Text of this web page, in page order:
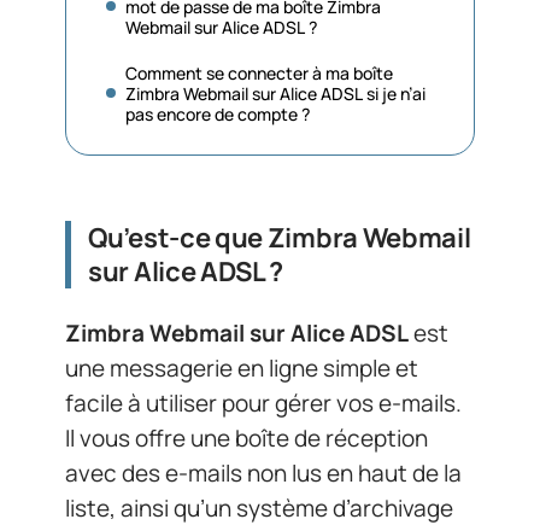
mot de passe de ma boîte Zimbra
Webmail sur Alice ADSL ?
Comment se connecter à ma boîte
Zimbra Webmail sur Alice ADSL si je n’ai
pas encore de compte ?
Qu’est-ce que Zimbra Webmail
sur Alice ADSL ?
Zimbra Webmail sur Alice ADSLest
une messagerie en ligne simple et
facile à utiliser pour gérer vos e-mails.
Il vous offre une boîte de réception
avec des e-mails non lus en haut de la
liste, ainsi qu’un système d’archivage